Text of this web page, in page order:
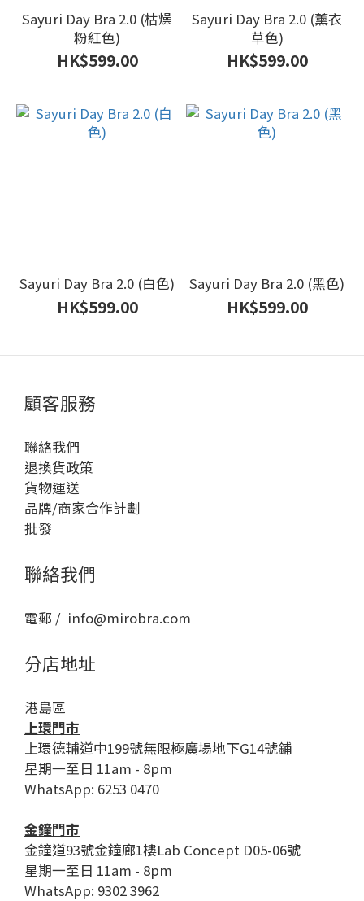
Sayuri Day Bra 2.0 (枯燥
粉紅色)
HK$599.00
Sayuri Day Bra 2.0 (薰衣
草色)
HK$599.00
Sayuri Day Bra 2.0 (白色)
HK$599.00
Sayuri Day Bra 2.0 (黑色)
HK$599.00
顧客服務
聯絡我們
退換貨政策
貨物運送
品牌/商家合作計劃
批發
聯絡我們
電郵 / info@mirobra.com
分店地址
港島區
上環門市
上環德輔道中199號無限極廣場地下G14號鋪
星期一至日 11am - 8pm
WhatsApp: 6253 0470
金鐘門市
金鐘道93號金鐘廊1樓Lab Concept D05-06號
星期一至日 11am - 8pm
WhatsApp: 9302 3962